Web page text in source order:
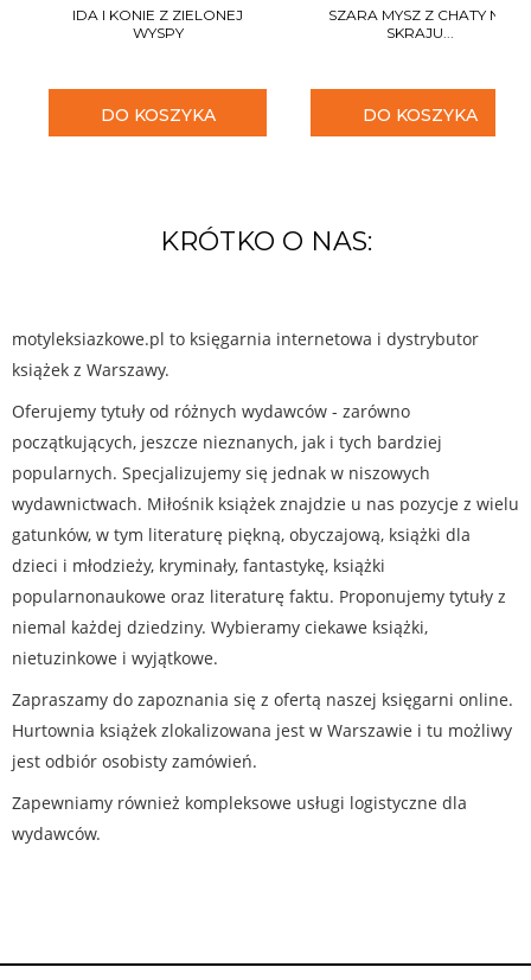
IDA I KONIE Z ZIELONEJ
WYSPY
DO KOSZYKA
SZARA MYSZ Z CHATY NA
SKRAJU...
DO KOSZYKA
KRÓTKO O NAS:
motyleksiazkowe.pl to księgarnia internetowa i dystrybutor
książek z Warszawy.
Oferujemy tytuły od różnych wydawców - zarówno
początkujących, jeszcze nieznanych, jak i tych bardziej
popularnych. Specjalizujemy się jednak w niszowych
wydawnictwach. Miłośnik książek znajdzie u nas pozycje z wielu
gatunków, w tym literaturę piękną, obyczajową, książki dla
dzieci i młodzieży, kryminały, fantastykę, książki
popularnonaukowe oraz literaturę faktu. Proponujemy tytuły z
niemal każdej dziedziny. Wybieramy ciekawe książki,
nietuzinkowe i wyjątkowe.
Zapraszamy do zapoznania się z ofertą naszej księgarni online.
Hurtownia książek zlokalizowana jest w Warszawie i tu możliwy
jest odbiór osobisty zamówień.
Zapewniamy również kompleksowe usługi logistyczne dla
wydawców.